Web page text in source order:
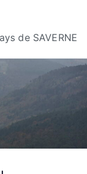
de SAVERNE